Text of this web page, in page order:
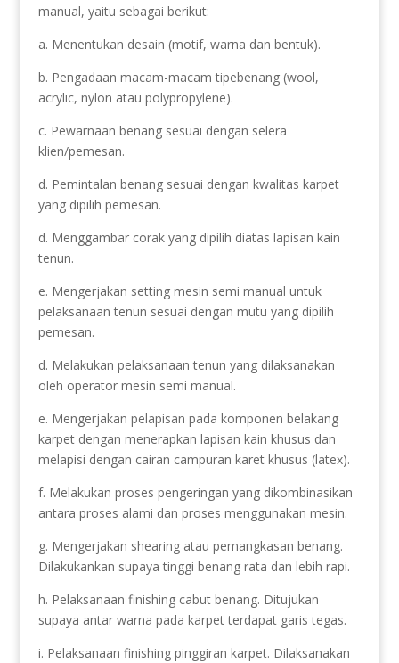
manual, yaitu sebagai berikut:
a. Menentukan desain (motif, warna dan bentuk).
b. Pengadaan macam-macam tipebenang (wool,
acrylic, nylon atau polypropylene).
c. Pewarnaan benang sesuai dengan selera
klien/pemesan.
d. Pemintalan benang sesuai dengan kwalitas karpet
yang dipilih pemesan.
d. Menggambar corak yang dipilih diatas lapisan kain
tenun.
e. Mengerjakan setting mesin semi manual untuk
pelaksanaan tenun sesuai dengan mutu yang dipilih
pemesan.
d. Melakukan pelaksanaan tenun yang dilaksanakan
oleh operator mesin semi manual.
e. Mengerjakan pelapisan pada komponen belakang
karpet dengan menerapkan lapisan kain khusus dan
melapisi dengan cairan campuran karet khusus (latex).
f. Melakukan proses pengeringan yang dikombinasikan
antara proses alami dan proses menggunakan mesin.
g. Mengerjakan shearing atau pemangkasan benang.
Dilakukankan supaya tinggi benang rata dan lebih rapi.
h. Pelaksanaan finishing cabut benang. Ditujukan
supaya antar warna pada karpet terdapat garis tegas.
i. Pelaksanaan finishing pinggiran karpet. Dilaksanakan